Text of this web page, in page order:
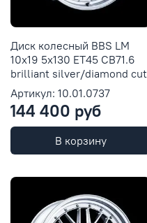
Диск колесный BBS LM
10x19 5x130 ET45 CB71.6
brilliant silver/diamond cut
Артикул: 10.01.0737
144 400 руб
В корзину